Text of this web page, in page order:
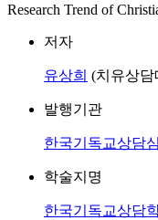
Research Trend of
저자
유상희 (치유상
발행기관
한국기독교상담
학술지명
한국기독교상담